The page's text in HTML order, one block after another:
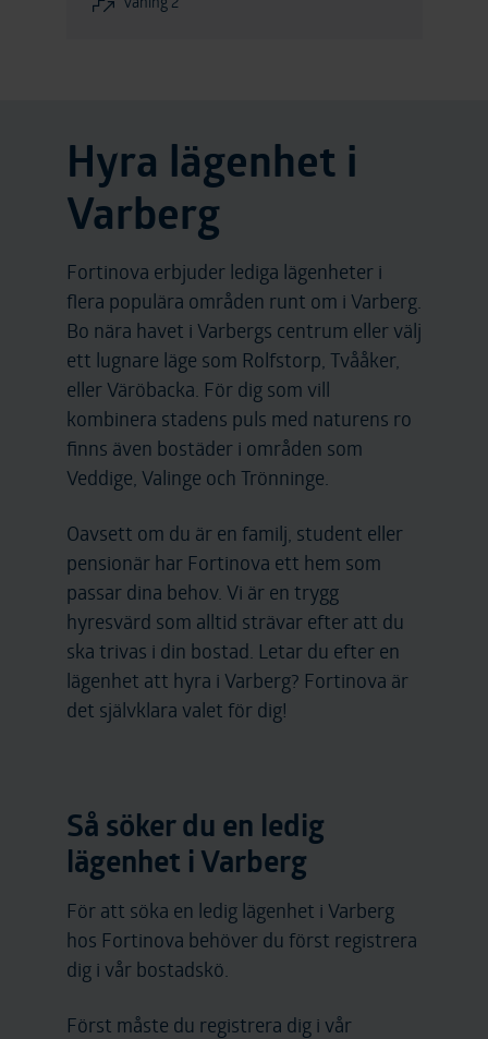
Hyra lägenhet i
Varberg
Fortinova erbjuder lediga lägenheter i
flera populära områden runt om i Varberg.
Bo nära havet i Varbergs centrum eller välj
ett lugnare läge som Rolfstorp, Tvååker,
eller Väröbacka. För dig som vill
kombinera stadens puls med naturens ro
finns även bostäder i områden som
Veddige, Valinge och Trönninge.
Oavsett om du är en familj, student eller
pensionär har Fortinova ett hem som
passar dina behov. Vi är en trygg
hyresvärd som alltid strävar efter att du
ska trivas i din bostad. Letar du efter en
lägenhet att hyra i Varberg? Fortinova är
det självklara valet för dig!
Så söker du en ledig
lägenhet i Varberg
För att söka en ledig lägenhet i Varberg
hos Fortinova behöver du först registrera
dig i vår bostadskö.
Först måste du registrera dig i vår